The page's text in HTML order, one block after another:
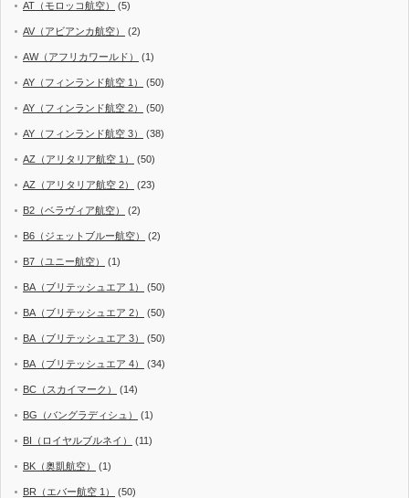
AT（モロッコ航空） (5)
AV（アビアンカ航空） (2)
AW（アフリカワールド） (1)
AY（フィンランド航空 1） (50)
AY（フィンランド航空 2） (50)
AY（フィンランド航空 3） (38)
AZ（アリタリア航空 1） (50)
AZ（アリタリア航空 2） (23)
B2（ベラヴィア航空） (2)
B6（ジェットブルー航空） (2)
B7（ユニー航空） (1)
BA（ブリテッシュエア 1） (50)
BA（ブリテッシュエア 2） (50)
BA（ブリテッシュエア 3） (50)
BA（ブリテッシュエア 4） (34)
BC（スカイマーク） (14)
BG（バングラディシュ） (1)
BI（ロイヤルブルネイ） (11)
BK（奥凱航空） (1)
BR（エバー航空 1） (50)